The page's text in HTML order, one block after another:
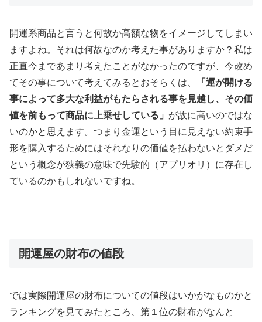
開運系商品と言うと何故か高額な物をイメージしてしまい
ますよね。それは何故なのか考えた事がありますか？私は
正直今まであまり考えたことがなかったのですが、今改め
てその事について考えてみるとおそらくは、
「運が開ける
事によって多大な利益がもたらされる事を見越し、その価
値を前もって商品に上乗せしている」 が故に高いのではな
いのかと思えます。つまり金運という目に見えない約束手
形を購入するためにはそれなりの価値を払わないとダメだ
という概念が狭義の意味で先験的（アプリオリ）に存在し
ているのかもしれないですね。
開運屋の財布の値段
では実際開運屋の財布についての値段はいかがなものかと
ランキングを見てみたところ、第１位の財布がなんと